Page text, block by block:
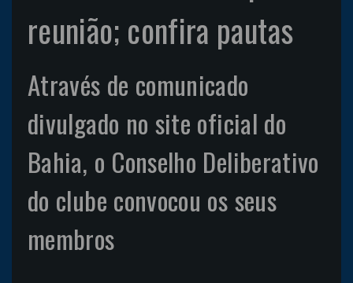
reunião; confira pautas
Através de comunicado
divulgado no site oficial do
Bahia, o Conselho Deliberativo
do clube convocou os seus
membros